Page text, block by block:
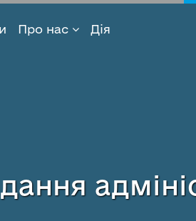
Про нас Дія